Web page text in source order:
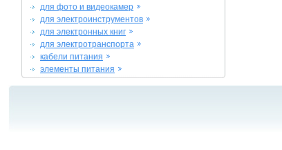
для фото и видеокамер
для электроинструментов
для электронных книг
для электротранспорта
кабели питания
элементы питания